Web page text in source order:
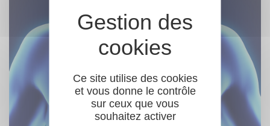
Ce site utilise des cookies
et vous donne le contrôle
sur ceux que vous
souhaitez activer